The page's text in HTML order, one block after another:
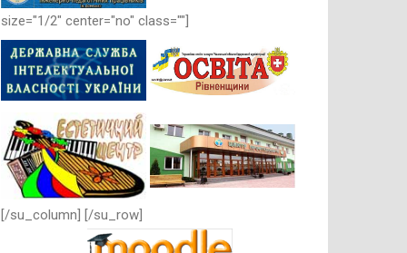
size="1/2" center="no" class=""]
[/su_column] [/su_row]